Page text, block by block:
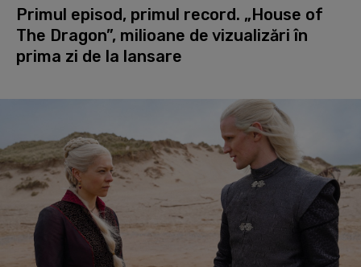
Primul episod, primul record. „House of
The Dragon”, milioane de vizualizări în
prima zi de la lansare